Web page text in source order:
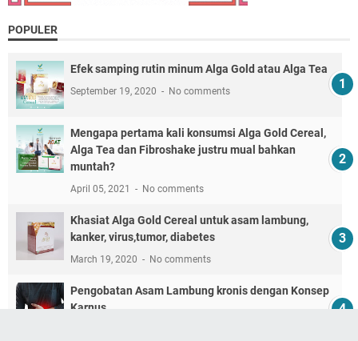
POPULER
Efek samping rutin minum Alga Gold atau Alga Tea
September 19, 2020 No comments
Mengapa pertama kali konsumsi Alga Gold Cereal,
Alga Tea dan Fibroshake justru mual bahkan
muntah?
April 05, 2021 No comments
Khasiat Alga Gold Cereal untuk asam lambung,
kanker, virus,tumor, diabetes
March 19, 2020 No comments
Pengobatan Asam Lambung kronis dengan Konsep
Karnus